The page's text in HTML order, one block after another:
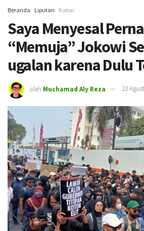
Beranda Liputan Kabar
Saya Menyesal
“Memuja” Jokowi
ugalan karena Dulu
oleh Muchamad Aly Reza 22